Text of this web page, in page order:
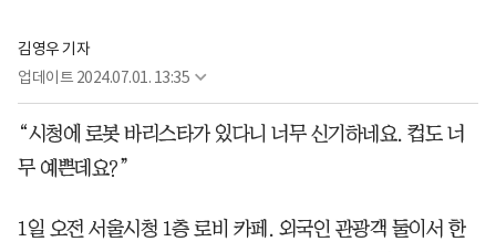
김영우 기자
업데이트 2024.07.01. 13:35
“시청에 로봇 바리스타가 있다니 너무 신기하네요. 컵도 너
무 예쁜데요?”
1일 오전 서울시청 1층 로비 카페. 외국인 관광객 둘이서 한